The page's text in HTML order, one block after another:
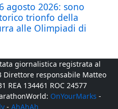
agosto 2026: sono
trionfo della
alle Olimpiadi di
giornalistica registrata al
Direttore responsabile Matteo
REA 134461 ROC 24577
OnYourMarks -
- AhAhAh